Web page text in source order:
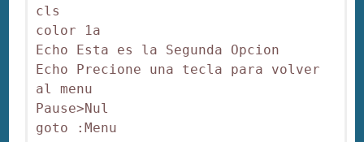
cls
color 1a
Echo Esta es la Segunda Opcion
Echo Precione una tecla para volver
al menu
Pause>Nul